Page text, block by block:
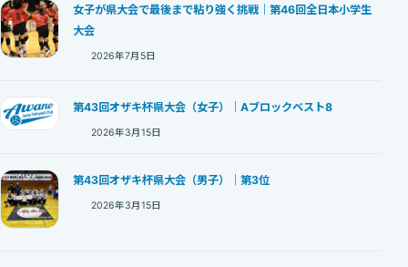
女子が県大会で最後まで粘り強く挑戦｜第46回全日本小学生
大会
2026年7月5日
第43回オザキ杯県大会（女子）｜Aブロックベスト8
2026年3月15日
第43回オザキ杯県大会（男子）｜第3位
2026年3月15日